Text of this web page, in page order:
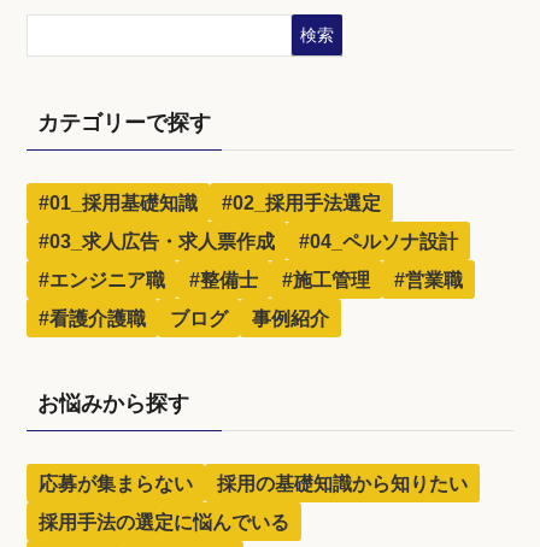
検索
カテゴリーで探す
#01_採用基礎知識
#02_採用手法選定
#03_求人広告・求人票作成
#04_ペルソナ設計
#エンジニア職
#整備士 #施工管理
#営業職
#看護介護職
ブログ 事例紹介
お悩みから探す
応募が集まらない
採用の基礎知識から知りたい
採用手法の選定に悩んでいる